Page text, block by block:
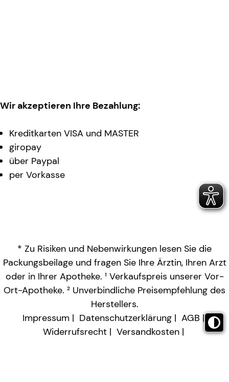
Wir akzeptieren Ihre Bezahlung:
Kreditkarten VISA und MASTER
giropay
über Paypal
per Vorkasse
* Zu Risiken und Nebenwirkungen lesen Sie die
Packungsbeilage und fragen Sie Ihre Ärztin, Ihren Arzt
oder in Ihrer Apotheke. ¹ Verkaufspreis unserer Vor-
Ort-Apotheke. ² Unverbindliche Preisempfehlung des
Herstellers.
Impressum
Datenschutzerklärung
AGB
Widerrufsrecht
Versandkosten